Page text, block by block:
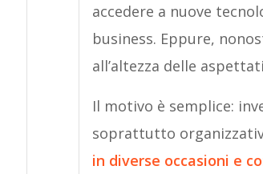
accedere a nuove
business. Eppure,
all’altezza delle
Il motivo è semplice:
soprattutto
in diverse occasioni e